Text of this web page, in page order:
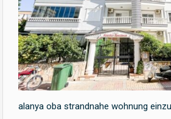
alanya oba strandnahe wohnung